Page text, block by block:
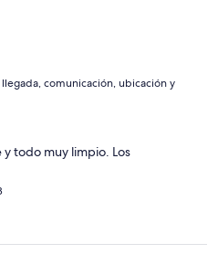
comunicación, ubicación y
y todo muy limpio. Los